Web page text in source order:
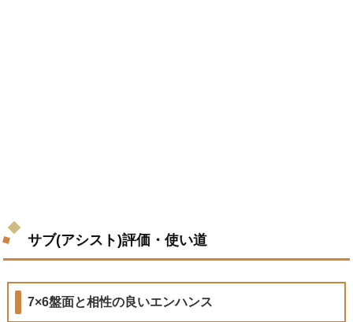
サブ(アシスト)評価・使い道
7×6盤面と相性の良いエンハンス